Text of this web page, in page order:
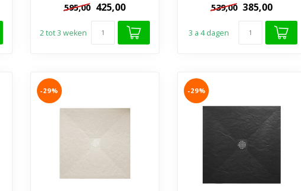
➤ Krasvrij & Stootbestendig
➤ Inkortba...
595,00 425,00
2 tot 3 weken
➤ Krasvrij & Stootbestendig
➤ Inkortba...
539,00 385,00
3 a 4 dagen
-29% -29%